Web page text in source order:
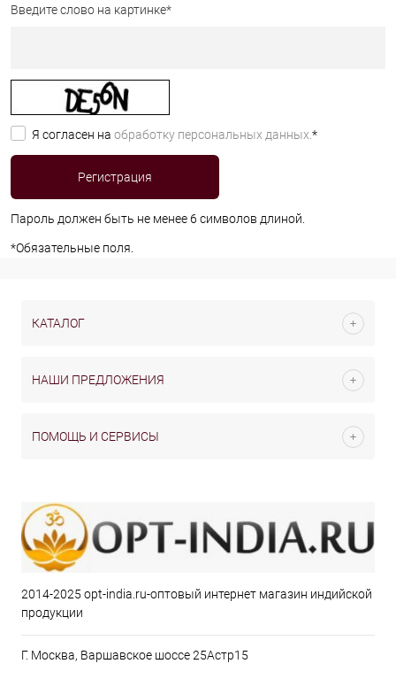
Введите слово на картинке*
Я согласен на обработку персональных данных. *
Пароль должен быть не менее 6 символов длиной.
*Обязательные поля.
КАТАЛОГ
НАШИ ПРЕДЛОЖЕНИЯ
ПОМОЩЬ И СЕРВИСЫ
2014-2025 opt-india.ru-оптовый интернет магазин индийской
продукции
Г. Москва, Варшавское шоссе 25Астр15